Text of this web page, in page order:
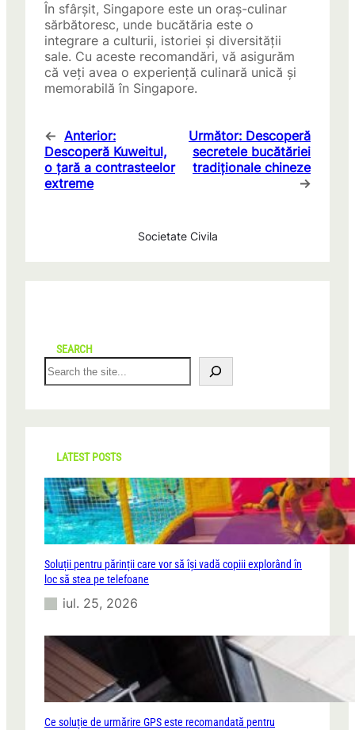
În sfârșit, Singapore este un oraș-culinar
sărbătoresc, unde bucătăria este o
integrare a culturii, istoriei și diversității
sale. Cu aceste recomandări, vă asigurăm
că veți avea o experiență culinară unică și
memorabilă în Singapore.
← Anterior:
Descoperă Kuweitul,
o ţară a contrasteelor
extreme
Următor: Descoperă
secretele bucătăriei
tradiționale chineze
→
Societate Civila
SEARCH
S
e
r
c
LATEST POSTS
Soluții pentru părinții care vor să își vadă copiii explorând în
loc să stea pe telefoane
iul. 25, 2026
Ce soluție de urmărire GPS este recomandată pentru